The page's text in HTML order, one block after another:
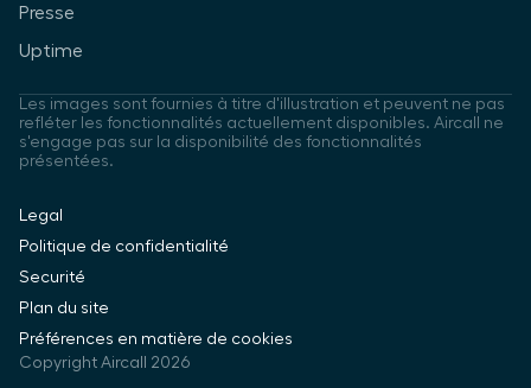
Presse
Uptime
Les images sont fournies à titre d'illustration et peuvent ne pas
refléter les fonctionnalités actuellement disponibles. Aircall ne
s'engage pas sur la disponibilité des fonctionnalités
présentées.
Copyright Aircall 2026
Legal
Politique de confidentialité
Securité
Plan du site
Préférences en matière de cookies